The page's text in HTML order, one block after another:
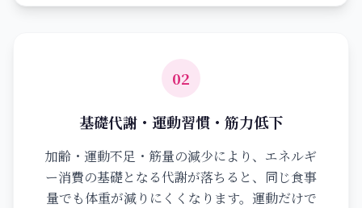
02
基礎代謝・運動習慣・筋力低下
加齢・運動不足・筋量の減少により、エネルギ
ー消費の基礎となる代謝が落ちると、同じ食事
量でも体重が減りにくくなります。運動だけで